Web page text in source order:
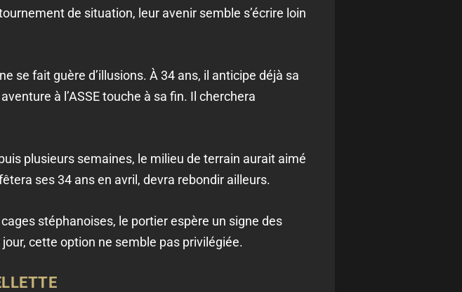
de situation, leur avenir semble s’écrire loin
se fait guère d’illusions. À 34 ans, il anticipe déjà sa
à l’ASSE touche à sa fin. Il cherchera
plusieurs semaines, le milieu de terrain aurait aimé
ses 34 ans en avril, devra rebondir ailleurs.
stéphanoises, le portier espère un signe des
cette option ne semble pas privilégiée.